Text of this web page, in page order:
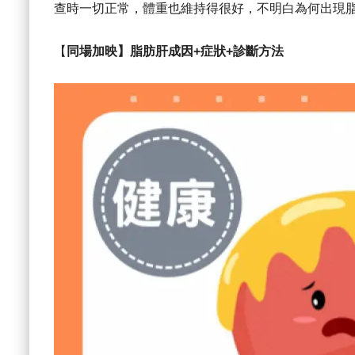
查時一切正常，體重也維持得很好，不明白為何出現
【 同場加映】脂肪肝成因+症狀+診斷方法